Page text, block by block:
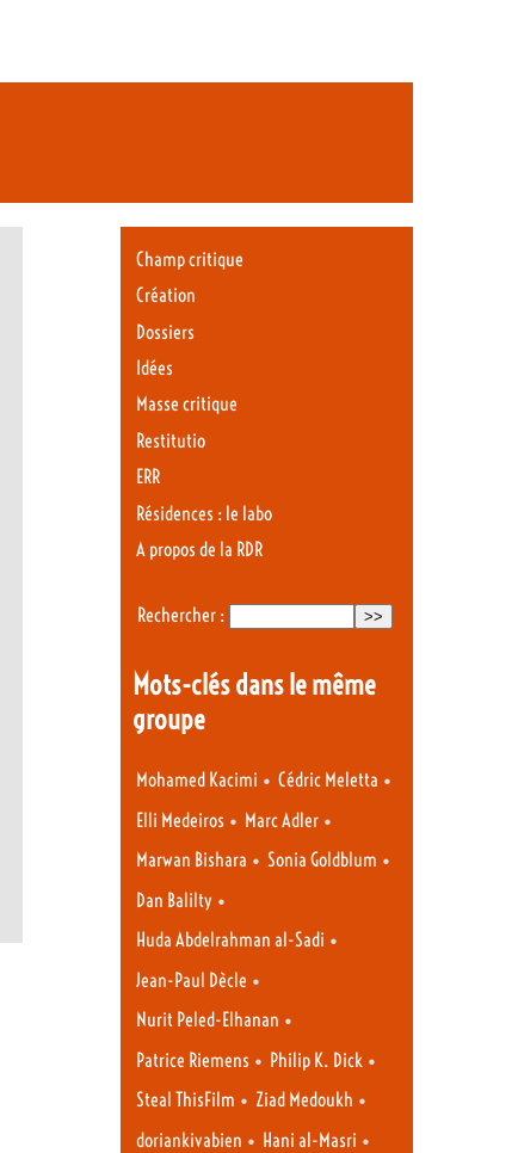
Champ critique
Création
Dossiers
Idées
Masse critique
Restitutio
ERR
Résidences : le labo
A propos de la RDR
Rechercher :
Mots-clés dans le même
groupe
Mohamed Kacimi • Cédric Meletta •
Elli Medeiros • Marc Adler •
Marwan Bishara • Sonia Goldblum •
Dan Balilty •
Huda Abdelrahman al-Sadi •
Jean-Paul Dècle •
Nurit Peled-Elhanan •
Patrice Riemens • Philip K. Dick •
Steal ThisFilm • Ziad Medoukh •
doriankivabien • Hani al-Masri •